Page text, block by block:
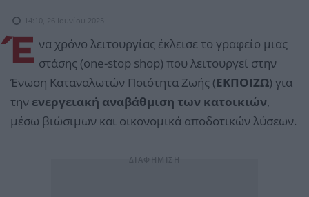
14:10, 26 Ιουνίου 2025
Έ να χρόνο λειτουργίας έκλεισε το γραφείο μιας
στάσης (one-stop shop) που λειτουργεί στην
Ένωση Καταναλωτών Ποιότητα Ζωής (ΕΚΠΟΙΖΩ) για
την ενεργειακή αναβάθμιση των κατοικιών,
μέσω βιώσιμων και οικονομικά αποδοτικών λύσεων.